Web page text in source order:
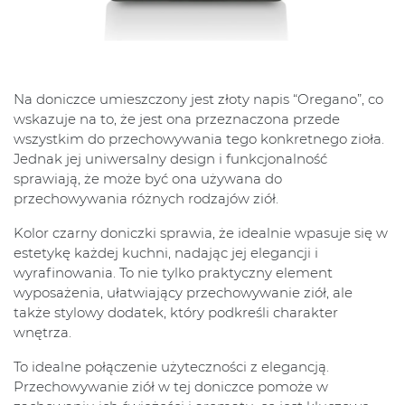
Na doniczce umieszczony jest złoty napis “Oregano”, co
wskazuje na to, że jest ona przeznaczona przede
wszystkim do przechowywania tego konkretnego zioła.
Jednak jej uniwersalny design i funkcjonalność
sprawiają, że może być ona używana do
przechowywania różnych rodzajów ziół.
Kolor czarny doniczki sprawia, że idealnie wpasuje się w
estetykę każdej kuchni, nadając jej elegancji i
wyrafinowania. To nie tylko praktyczny element
wyposażenia, ułatwiający przechowywanie ziół, ale
także stylowy dodatek, który podkreśli charakter
wnętrza.
To idealne połączenie użyteczności z elegancją.
Przechowywanie ziół w tej doniczce pomoże w